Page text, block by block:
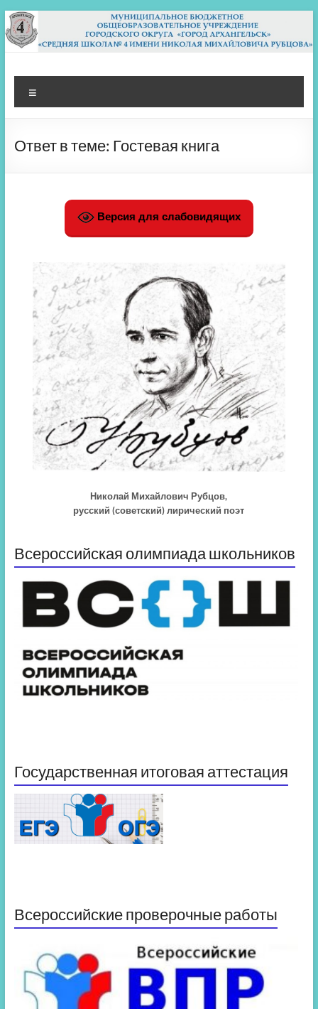
Перейти
к
содержимому
МБОУ СШ 4
Архангельск
Ответ в теме: Гостевая книга
Версия для слабовидящих
Николай Михайлович Рубцов,
русский (советский) лирический поэт
Всероссийская олимпиада школьников
Государственная итоговая аттестация
Всероссийские проверочные работы